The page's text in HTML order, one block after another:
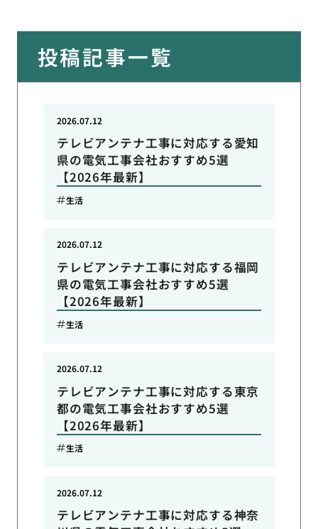
投稿記事一覧
テレビアンテナ工事に対応する愛知
県の電気工事会社おすすめ5選
【2026年最新】
2026.07.12
生活
テレビアンテナ工事に対応する福岡
県の電気工事会社おすすめ5選
【2026年最新】
2026.07.12
生活
テレビアンテナ工事に対応する東京
都の電気工事会社おすすめ5選
【2026年最新】
2026.07.12
生活
テレビアンテナ工事に対応する神奈
2026.07.12